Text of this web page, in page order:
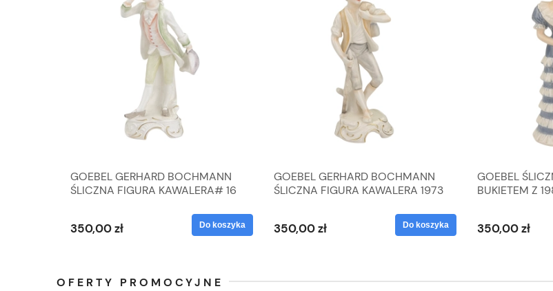
GOEBEL GERHARD BOCHMANN
ŚLICZNA FIGURA KAWALERA# 16
350,00 zł Do koszyka
GOEBEL GERHARD BOCHMANN
ŚLICZNA FIGURA KAWALERA 1973
350,00 zł Do koszyka
GOEBEL
BUKIETEM Z
350,00 zł
OFERTY PROMOCYJNE